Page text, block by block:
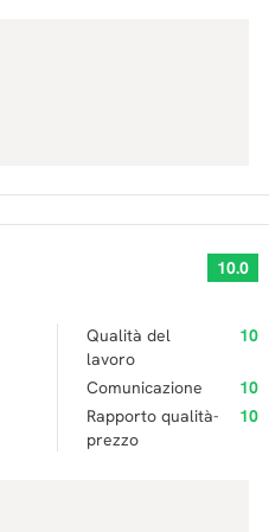
10.0
Qualità del
lavoro
10
Comunicazione
10
Rapporto qualità-
prezzo
10